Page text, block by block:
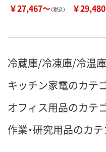
￥27,467～（税込） ￥
冷蔵庫/冷凍庫/冷温
キッチン家電のカテ
オフィス用品のカテ
作業・研究用品のカ